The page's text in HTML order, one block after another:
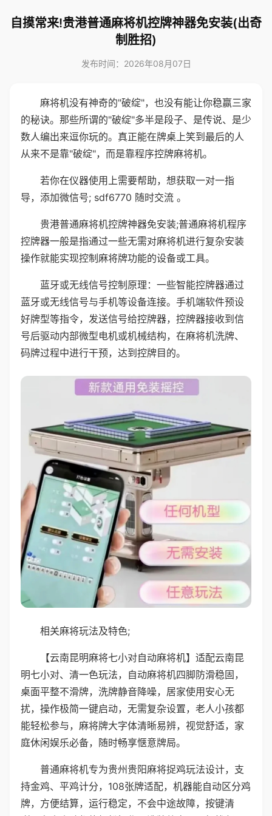
自摸常来!贵港普通麻将机控牌神器免安装(出奇
制胜招)
发布时间：2026年08月07日
麻将机没有神奇的"破绽"，也没有能让你稳赢三家
的秘诀。那些所谓的"破绽"多半是段子、是传说、是少
数人编出来逗你玩的。真正能在牌桌上笑到最后的人
从来不是靠"破绽"，而是靠程序控牌麻将机。
若你在仪器使用上需要帮助，想获取一对一指
导，添加微信号; sdf6770 随时交流 。
贵港普通麻将机控牌神器免安装;普通麻将机程序
控牌器一般是指通过一些无需对麻将机进行复杂安装
操作就能实现控制麻将牌功能的设备或工具。
蓝牙或无线信号控制原理：一些智能控牌器通过
蓝牙或无线信号与手机等设备连接。手机端软件预设
好牌型等指令，发送信号给控牌器，控牌器接收到信
号后驱动内部微型电机或机械结构，在麻将机洗牌、
码牌过程中进行干预，达到控牌目的。
相关麻将玩法及特色;
【云南昆明麻将七小对自动麻将机】适配云南昆
明七小对、清一色玩法，自动麻将机四脚防滑稳固，
桌面平整不滑牌，洗牌静音降噪，居家使用安心无
扰，操作极简一键启动，无需复杂设置，老人小孩都
能轻松参与，麻将牌大字体清晰易辨，视觉舒适，家
庭休闲娱乐必备，随时畅享惬意牌局。
普通麻将机专为贵州贵阳麻将捉鸡玩法设计，支
持金鸡、平鸡计分，108张牌适配，机器能自动区分鸡
牌，方便结算，运行稳定，不会中途故障，按键清